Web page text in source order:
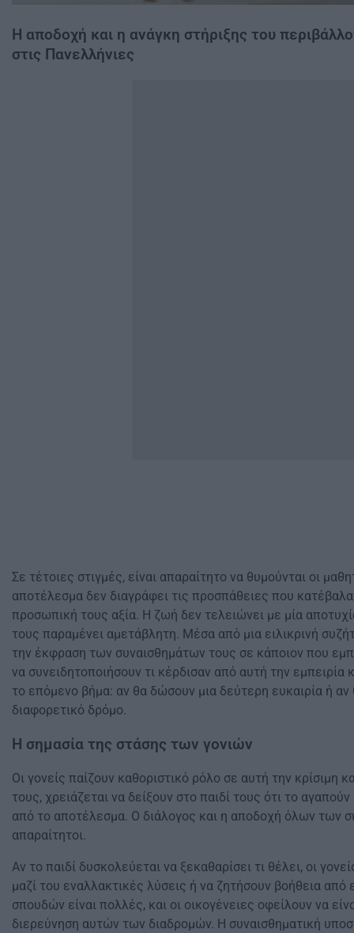
Η αποδοχή και η ανάγκη στήριξης του
στις Πανελλήνιες
Σε τέτοιες στιγμές, είναι απαραίτητο να θυμούνται οι
αποτέλεσμα δεν διαγράφει τις προσπάθειες που
προσωπική τους αξία. Η ζωή δεν τελειώνει με μία
τους παραμένει αμετάβλητη. Μέσα από μια ειλικρινή
την έκφραση των συναισθημάτων τους σε κάποιον που
να συνειδητοποιήσουν τι κέρδισαν από αυτή την εμπειρία
το επόμενο βήμα: αν θα δώσουν μια δεύτερη ευκαιρία ή αν
διαφορετικό δρόμο.
Η σημασία της στάσης των γονιών
Οι γονείς παίζουν καθοριστικό ρόλο σε αυτή την κρίσιμη
τους, χρειάζεται να δείξουν στο παιδί τους ότι το
από το αποτέλεσμα. Ο διάλογος και η αποδοχή όλων των
απαραίτητοι.
Αν το παιδί δυσκολεύεται να ξεκαθαρίσει τι θέλει, οι
μαζί του εναλλακτικές λύσεις ή να ζητήσουν βοήθεια από
σπουδών είναι πολλές, και οι οικογένειες οφείλουν να
διερεύνηση αυτών των διαδρομών. Η συναισθηματική